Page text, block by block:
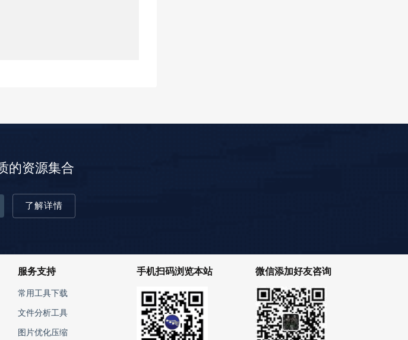
的资源集合
了解详情
服务支持
常用工具下载
文件分析工具
图片优化压缩
手机扫码浏览本站 微信添加好友咨询